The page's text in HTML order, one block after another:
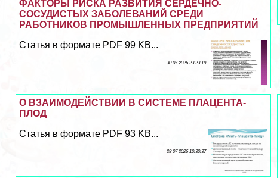
ФАКТОРЫ РИСКА РАЗВИТИЯ СЕРДЕЧНО-
СОСУДИСТЫХ ЗАБОЛЕВАНИЙ СРЕДИ
РАБОТНИКОВ ПРОМЫШЛЕННЫХ ПРЕДПРИЯТИЙ
Статья в формате PDF 99 KB...
30 07 2026 23:23:19
О ВЗАИМОДЕЙСТВИИ В СИСТЕМЕ ПЛАЦЕНТА-
ПЛОД
Статья в формате PDF 93 KB...
28 07 2026 10:30:37